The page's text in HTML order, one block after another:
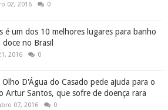
02, 2016 0
é um dos 10 melhores lugares para banho
no Brasil
2016 0
Olho D'Água do Casado pede ajuda para o
Artur Santos, que sofre de doença rara
07, 2016 0